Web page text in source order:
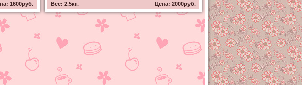
1600руб.
Вес: 2.5кг.
Цена: 2000руб.